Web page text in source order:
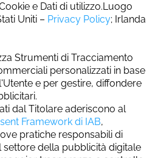
e Dati di utilizzo.Luogo
Uniti – Privacy Policy; Irlanda
Strumenti di Tracciamento
personalizzati in base
e per gestire, diffondere
dal Titolare aderiscono al
Framework di IAB,
pratiche responsabili di
settore della pubblicità digitale